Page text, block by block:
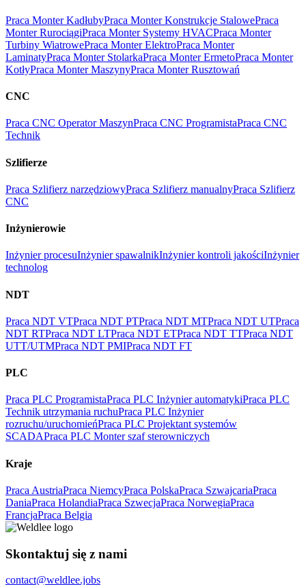
Praca Monter KadłubyPraca Monter Konstrukcje StalowePraca
Monter RurociągiPraca Monter Systemy HVACPraca Monter
Turbiny WiatrowePraca Monter ElektroPraca Monter
LaminatyPraca Monter StolarkaPraca Monter ErmetoPraca Monter
KotłyPraca Monter MaszynyPraca Monter Rusztowań
CNC
Praca CNC Operator MaszynPraca CNC ProgramistaPraca CNC
Technik
Szlifierze
Praca Szlifierz narzędziowyPraca Szlifierz manualnyPraca Szlifierz
CNC
Inżynierowie
Inżynier procesuInżynier spawalnikInżynier kontroli jakościInżynier
technolog
NDT
Praca NDT VTPraca NDT PTPraca NDT MTPraca NDT UTPraca
NDT RTPraca NDT LTPraca NDT ETPraca NDT TTPraca NDT
UTT/UTMPraca NDT PMIPraca NDT FT
PLC
Praca PLC ProgramistaPraca PLC Inżynier automatykiPraca PLC
Technik utrzymania ruchuPraca PLC Inżynier
rozruchu/uruchomieńPraca PLC Projektant systemów
SCADAPraca PLC Monter szaf sterowniczych
Kraje
Praca AustriaPraca NiemcyPraca PolskaPraca SzwajcariaPraca
DaniaPraca HolandiaPraca SzwecjaPraca NorwegiaPraca
FrancjaPraca Belgia
Skontaktuj się z nami
contact@weldlee.jobs